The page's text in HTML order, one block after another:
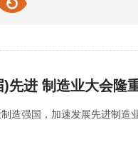
先进 制造业大会隆
造强国，加速发展先进制